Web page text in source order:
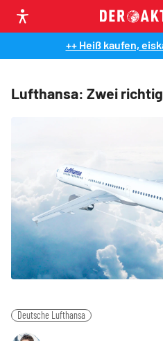
++ Heiß kaufen,
Lufthansa: Zwei
Deutsche Lufthansa